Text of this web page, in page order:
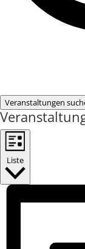
Veranstaltungen
Liste